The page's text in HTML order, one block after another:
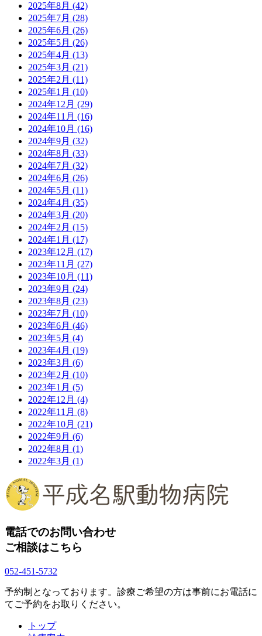
2025年8月 (42)
2025年7月 (28)
2025年6月 (26)
2025年5月 (26)
2025年4月 (13)
2025年3月 (21)
2025年2月 (11)
2025年1月 (10)
2024年12月 (29)
2024年11月 (16)
2024年10月 (16)
2024年9月 (32)
2024年8月 (33)
2024年7月 (32)
2024年6月 (26)
2024年5月 (11)
2024年4月 (35)
2024年3月 (20)
2024年2月 (15)
2024年1月 (17)
2023年12月 (17)
2023年11月 (27)
2023年10月 (11)
2023年9月 (24)
2023年8月 (23)
2023年7月 (10)
2023年6月 (46)
2023年5月 (4)
2023年4月 (19)
2023年3月 (6)
2023年2月 (10)
2023年1月 (5)
2022年12月 (4)
2022年11月 (8)
2022年10月 (21)
2022年9月 (6)
2022年8月 (1)
2022年3月 (1)
電話でのお問い合わせ
ご相談はこちら
052-451-5732
予約制となっております。診療ご希望の方は事前にお電話に
てご予約をお取りください。
トップ